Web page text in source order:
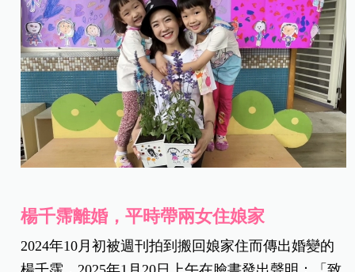
楊千霈離婚，平時帶兩女住娘家
2024年10月初被週刊拍到搬回娘家住而傳出婚變的